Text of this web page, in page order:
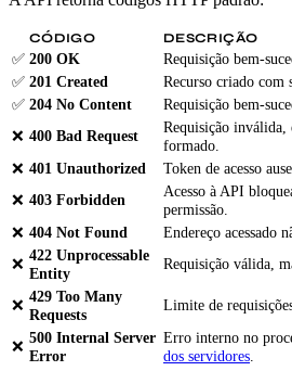
CÓDIGO DESCRIÇÃO
✅ 200 OK
Requisição bem-
✅ 201 Created
Recurso criado com
✅ 204 No Content
Requisição bem-
❌ 400 Bad Request
Requisição inválida,
formado.
❌ 401 Unauthorized
Token de acesso
❌ 403 Forbidden
Acesso à API
permissão.
❌ 404 Not Found
Endereço acessado
❌ 422 Unprocessable
Entity
Requisição válida,
❌ 429 Too Many
Requests
Limite de
❌ 500 Internal Server
Error
Erro interno no
dos servidores.